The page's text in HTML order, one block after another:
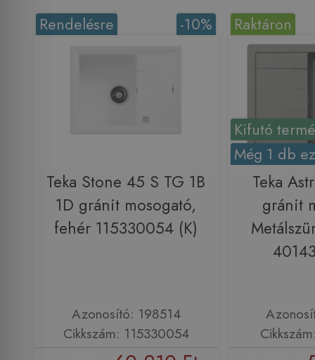
-10%
Rendelésre
Teka Stone 45 S TG 1B
1D gránit mosogató,
fehér 115330054 (K)
Azonosító: 198514
Cikkszám: 115330054
Kifutó
Még 1 db
Raktáron
Teka
gránit